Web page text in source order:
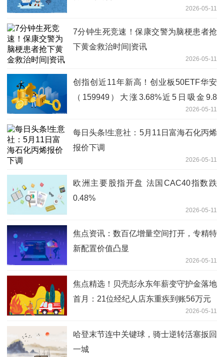
2026-05-11
7分钟生死竞速！保康交警为脑梗患者抢
下黄金救治时间|资讯
2026-05-11
创指创近11年新高！创业板50ETF华安
（159949）大涨3.68%近5日吸金9.8
亿，机构：第二阶段上涨行情始于足下
2026-05-11
每日头条!生意社：5月11日富海石化丙烯
报价下调
2026-05-11
欧洲主要股指开盘 法国CAC40指数跌
0.48%
2026-05-11
焦点资讯：数百亿增量空间打开，专精特
新配置价值凸显
2026-05-11
焦点精选！贝壳彭永东年薪变守护金落地
首月：21位经纪人店东重疾到账56万元
2026-05-11
哈登末节连中关键球，骑士逆转活塞扳回
一城